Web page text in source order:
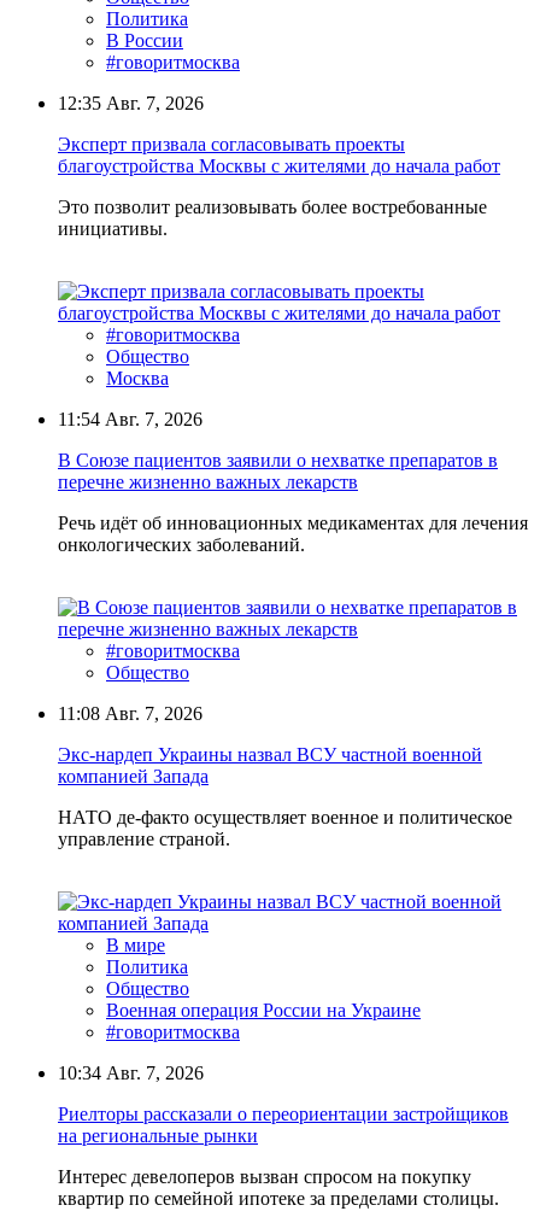
Политика
В России
#говоритмосква
12:35 Авг. 7, 2026
Эксперт призвала согласовывать проекты
благоустройства Москвы с жителями до начала работ
Это позволит реализовывать более востребованные
инициативы.
#говоритмосква
Общество
Москва
11:54 Авг. 7, 2026
В Союзе пациентов заявили о нехватке препаратов в
перечне жизненно важных лекарств
Речь идёт об инновационных медикаментах для лечения
онкологических заболеваний.
#говоритмосква
Общество
11:08 Авг. 7, 2026
Экс-нардеп Украины назвал ВСУ частной военной
компанией Запада
НАТО де-факто осуществляет военное и политическое
управление страной.
В мире
Политика
Общество
Военная операция России на Украине
#говоритмосква
10:34 Авг. 7, 2026
Риелторы рассказали о переориентации застройщиков
на региональные рынки
Интерес девелоперов вызван спросом на покупку
квартир по семейной ипотеке за пределами столицы.